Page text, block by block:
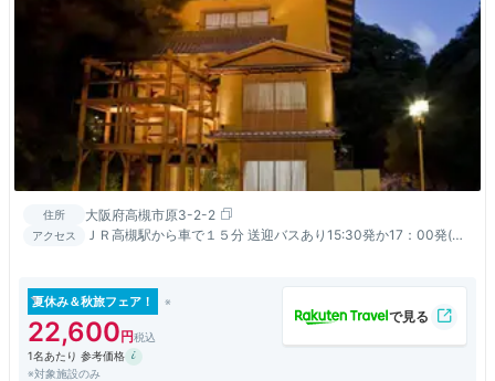
住所 大阪府高槻市原3-2-2
アクセス
ＪＲ高槻駅から車で１５分 送迎バスあり15:30発か17：00発(要
夏休み＆秋旅フェア！
22,600
1名あたり 参考価格
※対象施設のみ